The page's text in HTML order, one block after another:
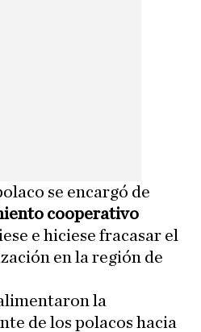
se encargó de
cooperativo
e hiciese fracasar el
en la región de
la
de los polacos hacia